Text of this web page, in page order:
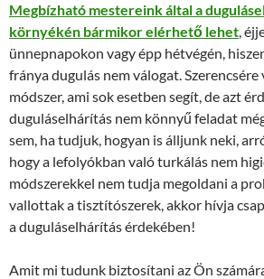
Megbízható mestereink által a
környékén bármikor elérhető lehet,
ünnepnapokon vagy épp hétvégén,
fránya dugulás nem válogat.
módszer, ami sok esetben segít, de azt
duguláselhárítás nem könnyű feladat
sem, ha tudjuk, hogyan is álljunk neki,
hogy a lefolyókban való turkálás nem
módszerekkel nem tudja megoldani a
vallottak a tisztítószerek, akkor hívja
a duguláselhárítás érdekében!
Amit mi tudunk biztosítani az Ön